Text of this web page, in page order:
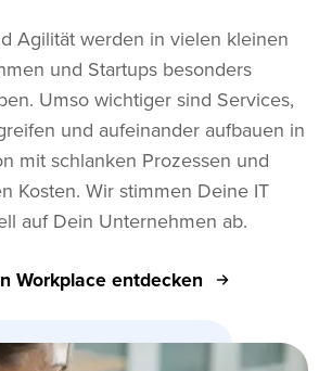
Agilität werden in vielen kleinen
und Startups besonders
Umso wichtiger sind Services,
und aufeinander aufbauen in
mit schlanken Prozessen und
Kosten. Wir stimmen Deine IT
auf Dein Unternehmen ab.
Workplace entdecken